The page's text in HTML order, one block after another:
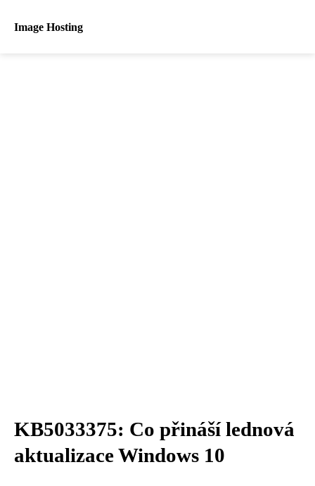
Image Hosting
KB5033375: Co přináší lednová
aktualizace Windows 10